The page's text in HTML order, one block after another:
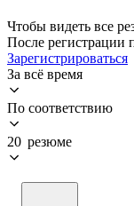
Чтобы видеть все
После регистрации
Зарегистрироваться
За всё время
По соответствию
20 резюме